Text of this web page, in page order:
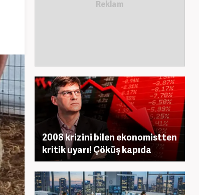
2008 krizini bilen ekonomistten
kritik uyarı! Çöküş kapıda